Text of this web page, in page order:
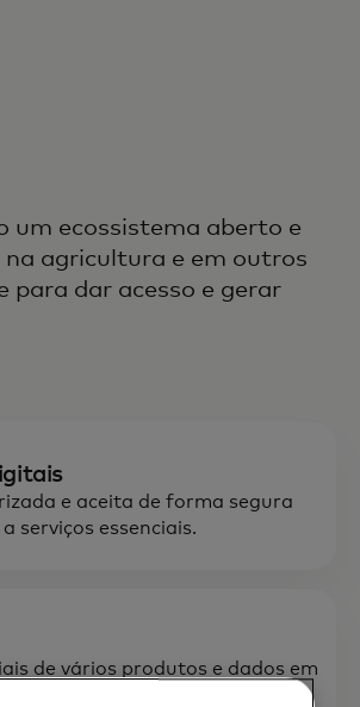
um ecossistema aberto e
agricultura e em outros
para dar acesso e gerar
e aceita de forma segura
serviços essenciais.
de vários produtos e dados em
de pagamento Mastercard.